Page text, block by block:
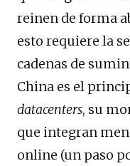
reinen de forma
esto requiere la
cadenas de
China es el
datacenters, su
que integran
online (un paso